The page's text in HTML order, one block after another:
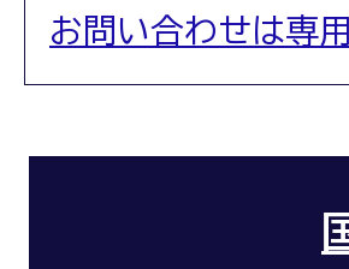
お問い合わせは専